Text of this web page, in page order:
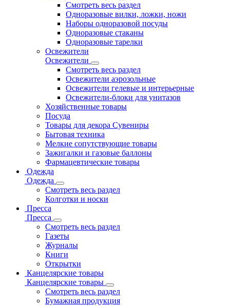
Смотреть весь раздел
Одноразовые вилки, ложки, ножи
Наборы одноразовой посуды
Одноразовые стаканы
Одноразовые тарелки
Освежители
Освежители
Смотреть весь раздел
Освежители аэрозольные
Освежители гелевые и интерьерные
Освежители-блоки для унитазов
Хозяйственные товары
Посуда
Товары для декора Сувениры
Бытовая техника
Мелкие сопутствующие товары
Зажигалки и газовые баллоны
Фармацевтические товары
Одежда
Одежда
Смотреть весь раздел
Колготки и носки
Пресса
Пресса
Смотреть весь раздел
Газеты
Журналы
Книги
Открытки
Канцелярские товары
Канцелярские товары
Смотреть весь раздел
Бумажная продукция